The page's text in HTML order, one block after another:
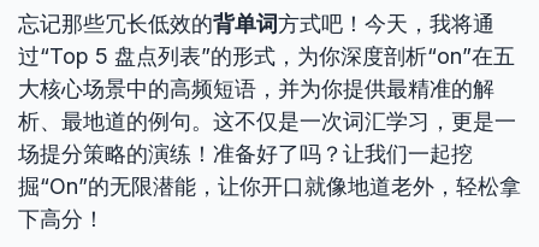
忘记那些冗长低效的背单词方式吧！今天，我将通
过“Top 5 盘点列表”的形式，为你深度剖析“on”在五
大核心场景中的高频短语，并为你提供最精准的解
析、最地道的例句。这不仅是一次词汇学习，更是一
场提分策略的演练！准备好了吗？让我们一起挖
掘“On”的无限潜能，让你开口就像地道老外，轻松拿
下高分！